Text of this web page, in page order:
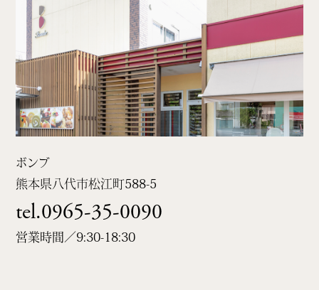
ボンブ
熊本県八代市松江町588-5
tel.0965-35-0090
営業時間／9:30-18:30